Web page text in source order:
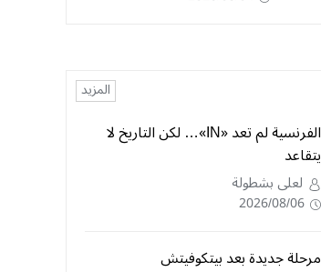
المزيد
الفرنسية لم تعد «IN»… لكن التاريخ لا
يتقاعد
لعلى بشطولة
2026/08/06
مرحلة جديدة بعد بيتكوفيتش